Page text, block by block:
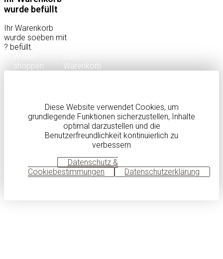
wurde befüllt
Ihr Warenkorb
wurde soeben mit
? befüllt.
shoppen
Warenkorb
Diese Website verwendet Cookies, um
grundlegende Funktionen sicherzustellen, Inhalte
optimal darzustellen und die
Benutzerfreundlichkeit kontinuierlich zu
verbessern
Datenschutz &
Cookiebestimmungen
Datenschutzerklärung